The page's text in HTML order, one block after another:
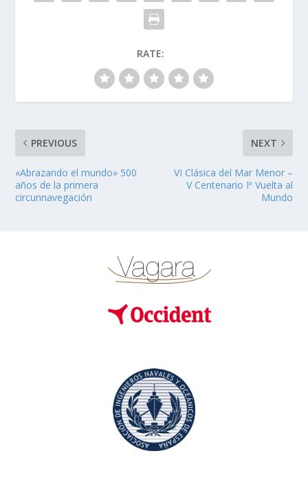
RATE:
PREVIOUS
«Abrazando el mundo» 500
años de la primera
circunnavegación
NEXT
VI Clásica del Mar Menor –
V Centenario Iª Vuelta al
Mundo